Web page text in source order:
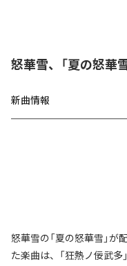
怒華雪、「夏の怒華
新曲情報
怒華雪の「夏の怒華雪」
た楽曲は、「狂熱ノ佞武多